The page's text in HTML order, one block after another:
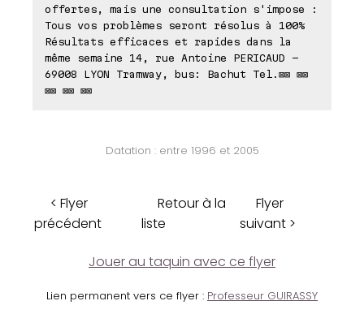
offertes, mais une consultation s'impose :
Tous vos problèmes seront résolus à 100%
Résultats efficaces et rapides dans la
même semaine 14, rue Antoine PERICAUD -
69008 LYON Tramway, bus: Bachut Tel.⊠⊠ ⊠⊠
⊠⊠ ⊠⊠ ⊠⊠
Datation : entre 1996 et 2005
< Flyer
précédent
Retour à la
liste
Flyer
suivant >
Jouer au taquin avec ce flyer
Lien permanent vers ce flyer : Professeur GUIRASSY